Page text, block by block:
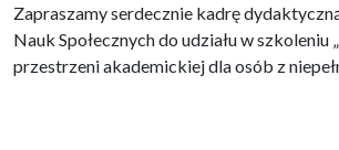
Zapraszamy serdecznie kadrę
Nauk Społecznych do udziału w szkoleniu
przestrzeni akademickiej dla osób z